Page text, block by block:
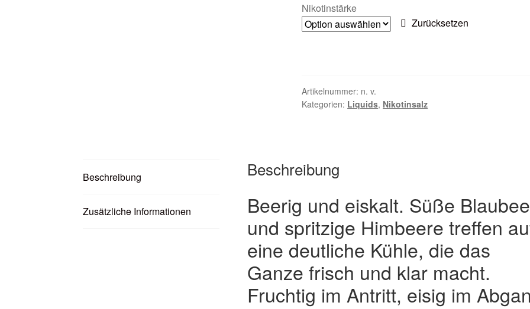
Nikotinstärke
Zurücksetzen
Artikelnummer: n. v.
Kategorien: Liquids, Nikotinsalz
Beschreibung
Zusätzliche Informationen
Beschreibung
Beerig und eiskalt. Süße
und spritzige Himbeere treffen
eine deutliche Kühle, die das
Ganze frisch und klar macht.
Fruchtig im Antritt, eisig im